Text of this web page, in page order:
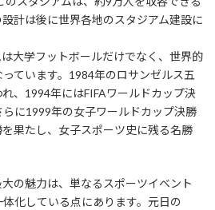
計は後に世界各地のスタジアム建設に
大学フットボールだけでなく、世界的
ています。1984年のロサンゼルス五
、1994年にはFIFAワールドカップ決
に1999年の女子ワールドカップ決勝
果たし、女子スポーツ史に残る名勝
の魅力は、単なるスポーツイベント
化している点にあります。元日の